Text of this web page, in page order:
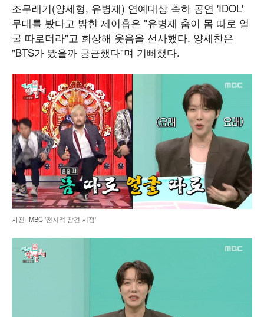
조무래기(양세형, 유병재) 연예대상 축하 공연 'IDOL'
무대를 봤다고 밝힌 제이홉은 "유병재 춤이 몸 따로 얼
굴 따로더라"고 회상해 웃음을 선사했다. 양세찬은
"BTS가 봤을까 궁금했다"며 기뻐했다.
사진=MBC '전지적 참견 시점'